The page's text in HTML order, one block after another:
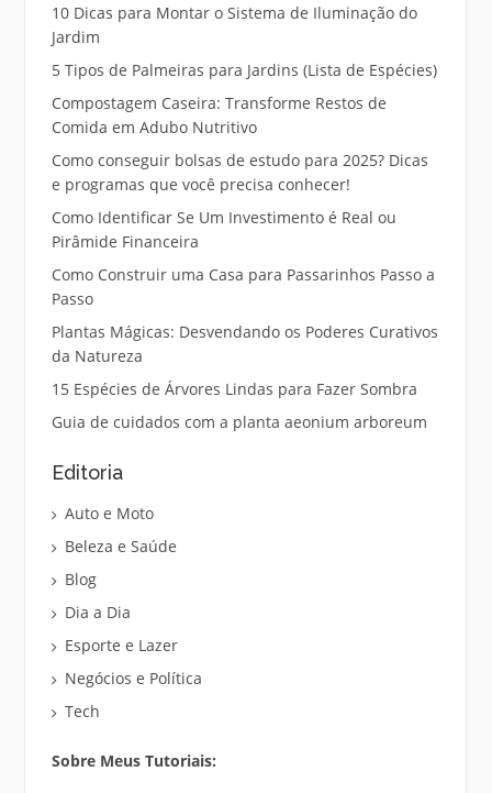
10 Dicas para Montar o Sistema de Iluminação do
Jardim
5 Tipos de Palmeiras para Jardins (Lista de Espécies)
Compostagem Caseira: Transforme Restos de
Comida em Adubo Nutritivo
Como conseguir bolsas de estudo para 2025? Dicas
e programas que você precisa conhecer!
Como Identificar Se Um Investimento é Real ou
Pirâmide Financeira
Como Construir uma Casa para Passarinhos Passo a
Passo
Plantas Mágicas: Desvendando os Poderes Curativos
da Natureza
15 Espécies de Árvores Lindas para Fazer Sombra
Guia de cuidados com a planta aeonium arboreum
Editoria
Auto e Moto
Beleza e Saúde
Blog
Dia a Dia
Esporte e Lazer
Negócios e Política
Tech
Sobre Meus Tutoriais: